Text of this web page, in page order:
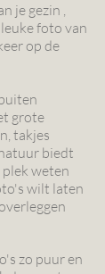
je gezin ,
foto van
op de
grote
takjes
biedt
weten
wilt laten
zo puur en